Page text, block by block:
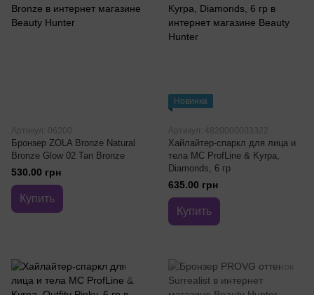
Артикул: 06200
Бронзер ZOLA Bronze Natural
Bronze Glow 02 Tan Bronze
530.00 грн
Купить
Новинка
Артикул: 4820000003322
Хайлайтер-спаркл для лица и
тела MC ProfLine & Kyrpa,
Diamonds, 6 гр
635.00 грн
Купить